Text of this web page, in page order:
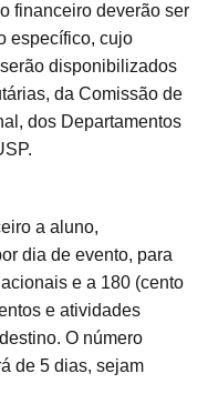
financeiro deverão ser
específico, cujo
disponibilizados
da Comissão de
dos Departamentos
a aluno,
dia de evento, para
e a 180 (cento
e atividades
O número
de 5 dias, sejam